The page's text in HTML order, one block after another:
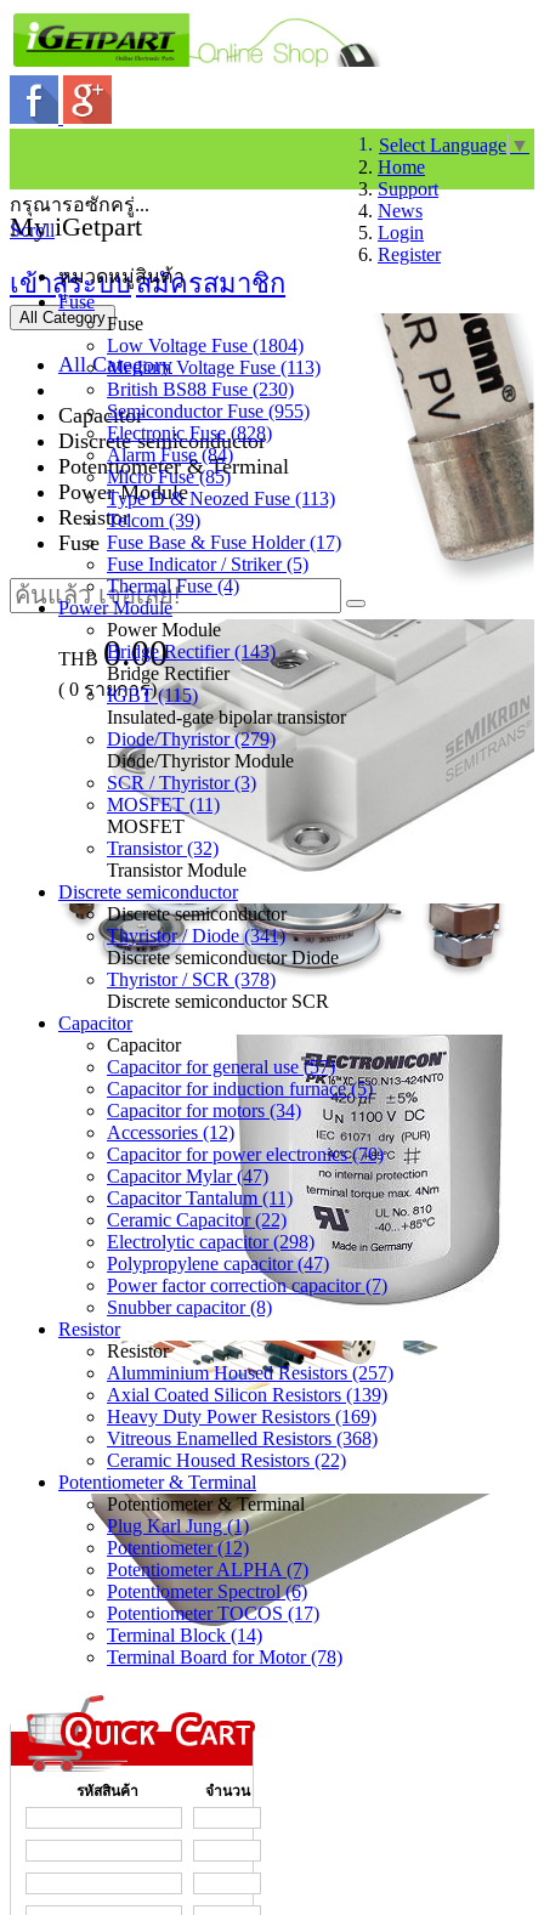
Select Language ▼
Home
Support
News
Login
Register
My iGetpart
เข้าสู่ระบบสมัครสมาชิก
All Category
All Category
Capacitor
Discrete semiconductor
Potentiometer & Terminal
Power Module
Resistor
Fuse
THB 0.00
( 0 รายการ)
กรุณารอซักครู่...
Scroll
หมวดหมู่สินค้า
Fuse
Fuse
Low Voltage Fuse (1804)
Medium Voltage Fuse (113)
British BS88 Fuse (230)
Semiconductor Fuse (955)
Electronic Fuse (828)
Alarm Fuse (84)
Micro Fuse (85)
Type D & Neozed Fuse (113)
Telcom (39)
Fuse Base & Fuse Holder (17)
Fuse Indicator / Striker (5)
Thermal Fuse (4)
Power Module
Power Module
Bridge Rectifier (143)
Bridge Rectifier
IGBT (115)
Insulated-gate bipolar transistor
Diode/Thyristor (279)
Diode/Thyristor Module
SCR / Thyristor (3)
MOSFET (11)
MOSFET
Transistor (32)
Transistor Module
Discrete semiconductor
Discrete semiconductor
Thyristor / Diode (341)
Discrete semiconductor Diode
Thyristor / SCR (378)
Discrete semiconductor SCR
Capacitor
Capacitor
Capacitor for general use (57)
Capacitor for induction furnace (5)
Capacitor for motors (34)
Accessories (12)
Capacitor for power electronics (70)
Capacitor Mylar (47)
Capacitor Tantalum (11)
Ceramic Capacitor (22)
Electrolytic capacitor (298)
Polypropylene capacitor (47)
Power factor correction capacitor (7)
Snubber capacitor (8)
Resistor
Resistor
Alumminium Housed Resistors (257)
Axial Coated Silicon Resistors (139)
Heavy Duty Power Resistors (169)
Vitreous Enamelled Resistors (368)
Ceramic Housed Resistors (22)
Potentiometer & Terminal
Potentiometer & Terminal
Plug Karl Jung (1)
Potentiometer (12)
Potentiometer ALPHA (7)
Potentiometer Spectrol (6)
Potentiometer TOCOS (17)
Terminal Block (14)
Terminal Board for Motor (78)
รหัสสินค้า จำนวน